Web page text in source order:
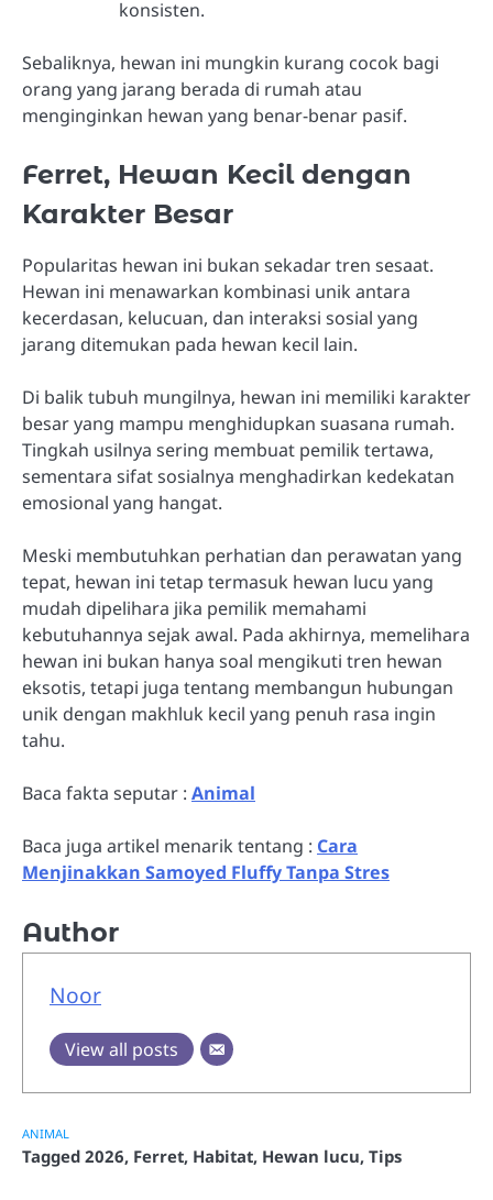
konsisten.
Sebaliknya, hewan ini mungkin kurang cocok bagi
orang yang jarang berada di rumah atau
menginginkan hewan yang benar-benar pasif.
Ferret, Hewan Kecil dengan
Karakter Besar
Popularitas hewan ini bukan sekadar tren sesaat.
Hewan ini menawarkan kombinasi unik antara
kecerdasan, kelucuan, dan interaksi sosial yang
jarang ditemukan pada hewan kecil lain.
Di balik tubuh mungilnya, hewan ini memiliki karakter
besar yang mampu menghidupkan suasana rumah.
Tingkah usilnya sering membuat pemilik tertawa,
sementara sifat sosialnya menghadirkan kedekatan
emosional yang hangat.
Meski membutuhkan perhatian dan perawatan yang
tepat, hewan ini tetap termasuk hewan lucu yang
mudah dipelihara jika pemilik memahami
kebutuhannya sejak awal. Pada akhirnya, memelihara
hewan ini bukan hanya soal mengikuti tren hewan
eksotis, tetapi juga tentang membangun hubungan
unik dengan makhluk kecil yang penuh rasa ingin
tahu.
Baca fakta seputar : Animal
Baca juga artikel menarik tentang : Cara
Menjinakkan Samoyed Fluffy Tanpa Stres
Author
Noor
View all posts
ANIMAL
Tagged 2026, Ferret, Habitat, Hewan lucu, Tips